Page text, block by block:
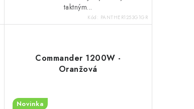
taktným...
Kód: PANTHER1253G1GR
Commander 1200W -
Oranžová
Novinka